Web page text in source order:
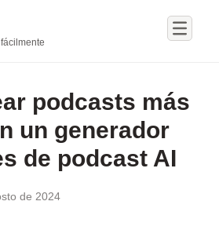
podcasts más
un generador
de podcast AI
de 2024